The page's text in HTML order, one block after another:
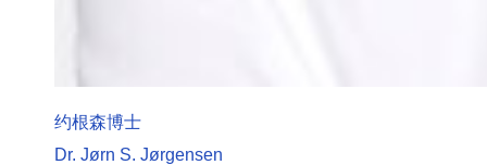
约根森博士
Dr. Jørn S. Jørgensen